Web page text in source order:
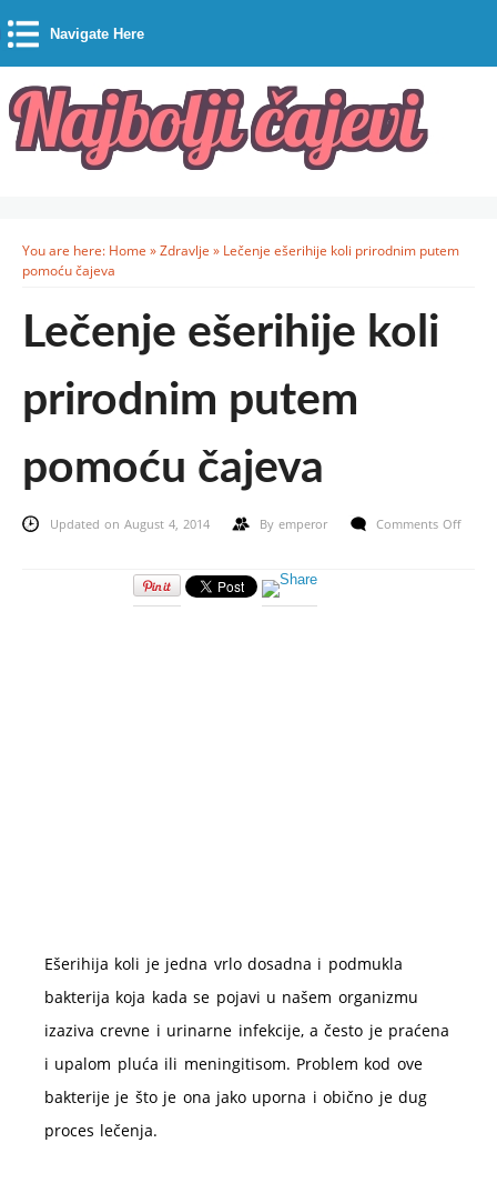
Navigate Here
You are here: Home »Zdravlje » Lečenje ešerihije koli prirodnim putem
pomoću čajeva
Lečenje ešerihije koli
prirodnim putem
pomoću čajeva
Updated on August 4, 2014 By emperor
Comments Off
Ešerihija koli je jedna vrlo dosadna i podmukla
bakterija koja kada se pojavi u našem organizmu
izaziva crevne i urinarne infekcije, a često je praćena
i upalom pluća ili meningitisom. Problem kod ove
bakterije je što je ona jako uporna i obično je dug
proces lečenja.